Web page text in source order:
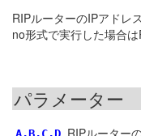
RIPルーターのIPアドレ
no形式で実行した場合
パラメーター